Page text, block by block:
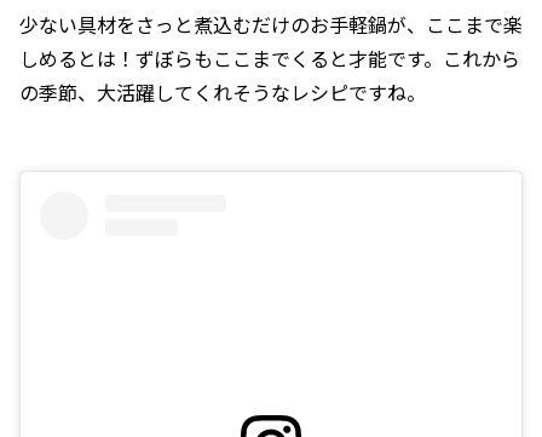
少ない具材をさっと煮込むだけのお手軽鍋が、ここまで楽
しめるとは！ずぼらもここまでくると才能です。これから
の季節、大活躍してくれそうなレシピですね。